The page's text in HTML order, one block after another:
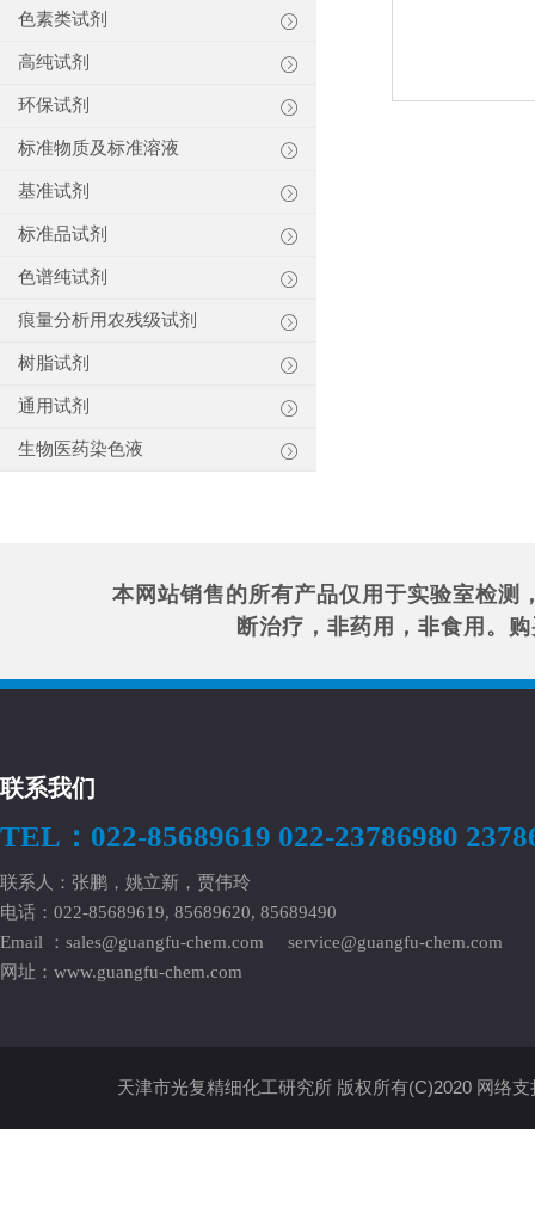
色素类试剂
高纯试剂
环保试剂
标准物质及标准溶液
基准试剂
标准品试剂
色谱纯试剂
痕量分析用农残级试剂
树脂试剂
通用试剂
生物医药染色液
本网站销售的所有产品仅用于实验室检测
断治疗，非药用，非食用。
联系我们
TEL：022-85689619 022-23786980
联系人：张鹏，姚立新，贾伟玲
电话：022-85689619, 85689620, 85689490
Email ： sales@guangfu-chem.com
service@guangfu-chem.com
网址： www.guangfu-chem.com
天津市光复精细化工研究所版权所有(C)2020 网络支